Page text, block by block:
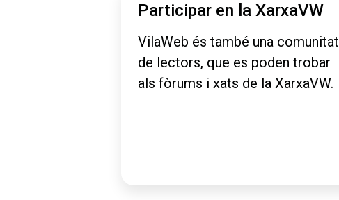
Participar en la XarxaVW
VilaWeb és també una comunitat
de lectors, que es poden trobar
als fòrums i xats de la XarxaVW.